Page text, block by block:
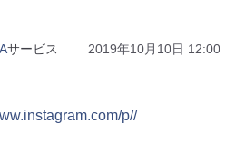
サービス 2019年10月10日 12:00
p//